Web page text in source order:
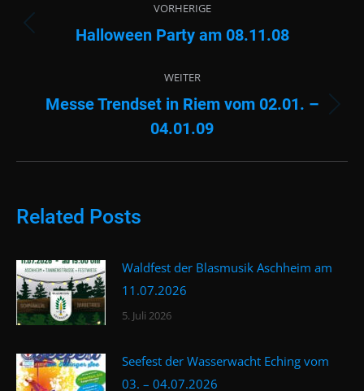
VORHERIGE
Vorheriger
Halloween Party am 08.11.08
WEITER
Nächster
Beitrag:
Messe Trendset in Riem vom 02.01. –
04.01.09
Related Posts
Waldfest der Blasmusik Aschheim am
11.07.2026
5. Juli 2026
Seefest der Wasserwacht Eching vom
03. – 04.07.2026